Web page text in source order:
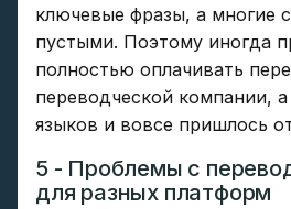
ключевые фразы, а многие
пустыми. Поэтому иногда
полностью оплачивать
переводческой компании,
языков и вовсе пришлось
5 - Проблемы с
для разных платформ